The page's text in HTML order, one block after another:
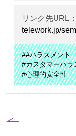
リンク先URL：
telework.jp/
##ハラスメント
#カスタマーハラ
#心理的安全性